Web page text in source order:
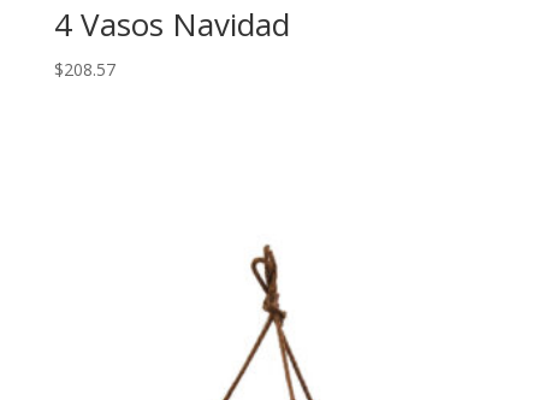
4 Vasos Navidad
$208.57